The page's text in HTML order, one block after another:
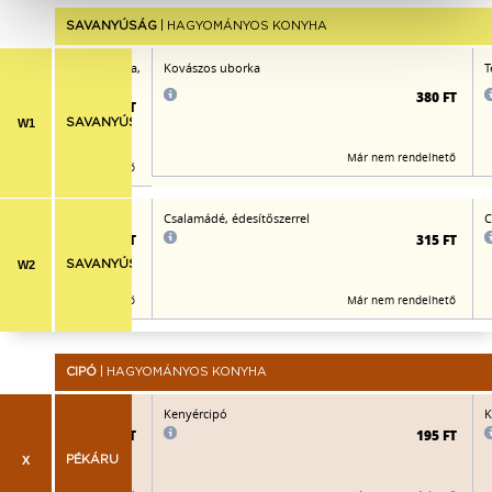
SAVANYÚSÁG | HAGYOMÁNYOS KONYHA
W1 SAVANYÚSÁG
csemegeuborka,
350 FT
Már nem rendelhető
Kovászos uborka
380 FT
Már nem rendelhető
W2 SAVANYÚSÁG
315 FT
Már nem rendelhető
Csalamádé, édesítőszerrel
315 FT
Már nem rendelhető
CIPÓ | HAGYOMÁNYOS KONYHA
X PÉKÁRU
195 FT
Kenyércipó
195 FT